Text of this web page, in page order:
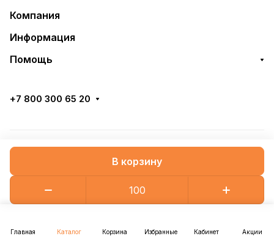
В корзину
Главная Каталог Корзина Избранные Кабинет Акции
Компания
Информация
Помощь
+7 800 300 65 20